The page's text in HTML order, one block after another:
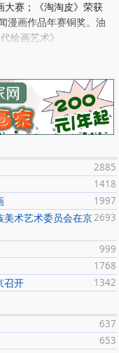
大赛；《淘淘皮》荣获
漫画作品年赛铜奖。油
绘画艺术》
哥们儿》；《彩民心
。
展”并获优秀奖。参加炎
并获优秀奖。
中国当代漫画精品
；《淘淘皮》应邀参
艺术》杂志第五期。参
年9月在仁画廊举办个
在中国美术馆举办的
中国漫画大展。“官方
》、恒源祥集团主办）
2885
1418
1997
2693
美术艺术委员会在京
999
1768
1342
召开
637
653